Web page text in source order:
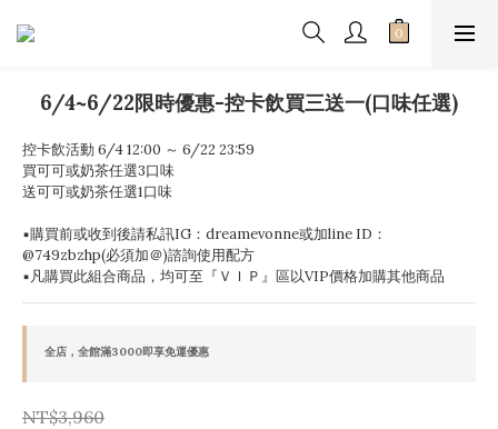
6/4~6/22限時優惠-控卡飲買三送一(口味任選)
控卡飲活動 6/4 12:00 ～ 6/22 23:59
買可可或奶茶任選3口味
送可可或奶茶任選1口味
▪️購買前或收到後請私訊IG：dreamevonne或加line ID：
@749zbzhp(必須加＠)諮詢使用配方
▪️凡購買此組合商品，均可至『ＶＩＰ』區以VIP價格加購其他商品
全店，全館滿3000即享免運優惠
NT$3,960